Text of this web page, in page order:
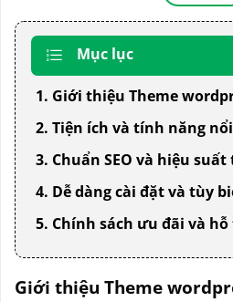
Mục lục
1. Giới thiệu Theme
2. Tiện ích và tính năng
3. Chuẩn SEO và hiệu
4. Dễ dàng cài đặt và tùy
5. Chính sách ưu đãi và
Giới thiệu Theme